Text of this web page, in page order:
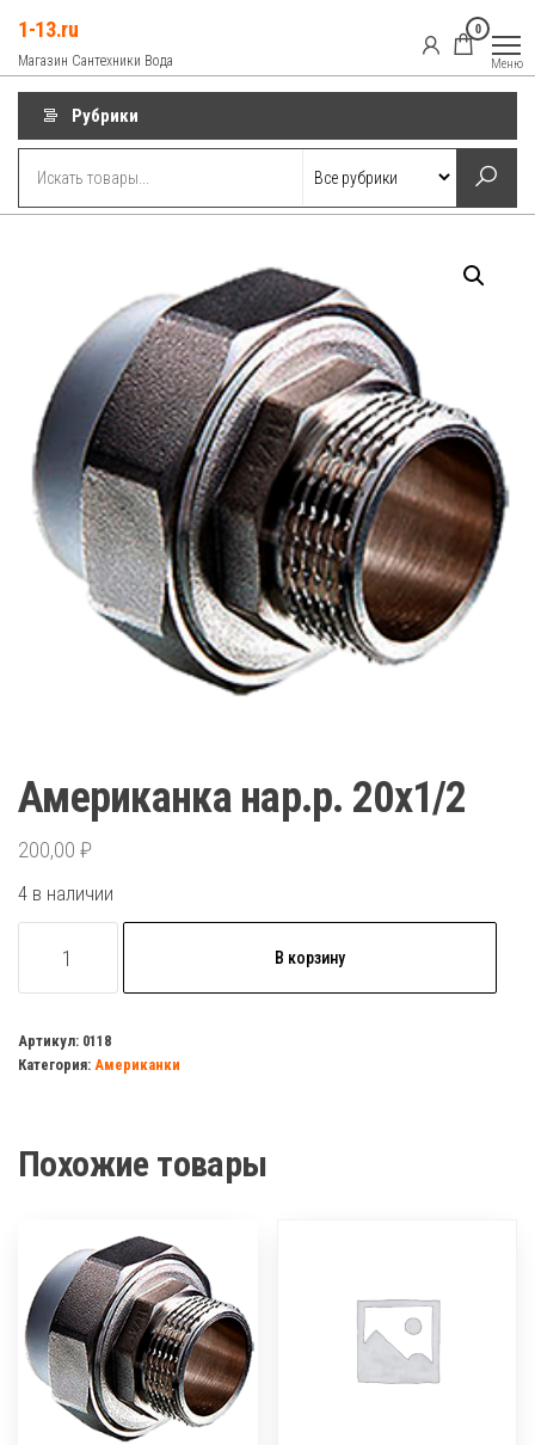
содержимому
1-13.ru
Магазин Сантехники Вода
0
Меню
Рубрики
Американка нар.р. 20х1/2
200,00 ₽
4 в наличии
товара
нар.р.
20х1/2
В корзину
Артикул: 0118
Категория: Американки
Похожие товары